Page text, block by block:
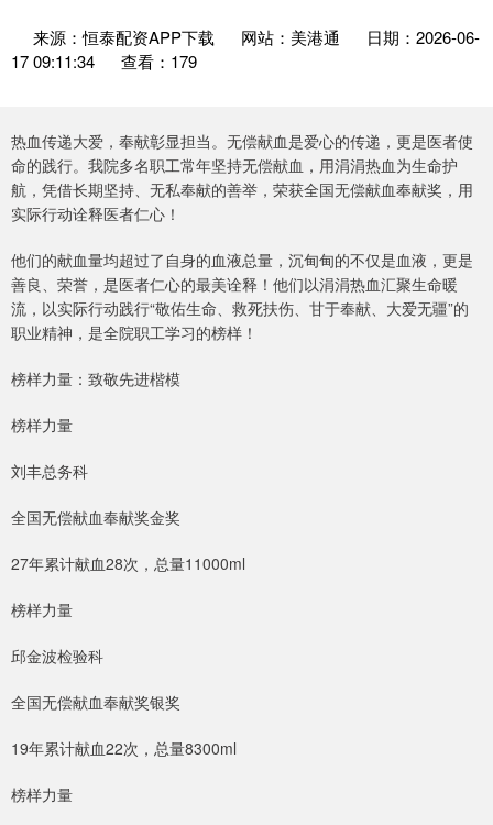
来源：恒泰配资APP下载 网站：美港通
日期：2026-06-
17 09:11:34
查看：179
热血传递大爱，奉献彰显担当。无偿献血是爱心的传递，更是医者使
命的践行。我院多名职工常年坚持无偿献血，用涓涓热血为生命护
航，凭借长期坚持、无私奉献的善举，荣获全国无偿献血奉献奖，用
实际行动诠释医者仁心！
他们的献血量均超过了自身的血液总量，沉甸甸的不仅是血液，更是
善良、荣誉，是医者仁心的最美诠释！他们以涓涓热血汇聚生命暖
流，以实际行动践行“敬佑生命、救死扶伤、甘于奉献、大爱无疆”的
职业精神，是全院职工学习的榜样！
榜样力量：致敬先进楷模
榜样力量
刘丰总务科
全国无偿献血奉献奖金奖
27年累计献血28次，总量11000ml
榜样力量
邱金波检验科
全国无偿献血奉献奖银奖
19年累计献血22次，总量8300ml
榜样力量